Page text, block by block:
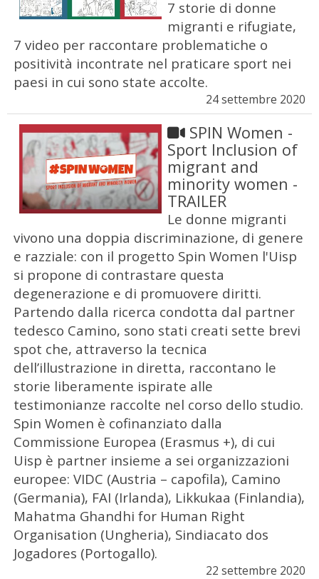
7 storie di donne
migranti e rifugiate,
7 video per raccontare problematiche o
positività incontrate nel praticare sport nei
paesi in cui sono state accolte.
24 settembre 2020
SPIN Women -
Sport Inclusion of
migrant and
minority women -
TRAILER
Le donne migranti
vivono una doppia discriminazione, di genere
e razziale: con il progetto Spin Women l'Uisp
si propone di contrastare questa
degenerazione e di promuovere diritti.
Partendo dalla ricerca condotta dal partner
tedesco Camino, sono stati creati sette brevi
spot che, attraverso la tecnica
dell’illustrazione in diretta, raccontano le
storie liberamente ispirate alle
testimonianze raccolte nel corso dello studio.
Spin Women è cofinanziato dalla
Commissione Europea (Erasmus +), di cui
Uisp è partner insieme a sei organizzazioni
europee: VIDC (Austria – capofila), Camino
(Germania), FAI (Irlanda), Likkukaa (Finlandia),
Mahatma Ghandhi for Human Right
Organisation (Ungheria), Sindiacato dos
Jogadores (Portogallo).
22 settembre 2020